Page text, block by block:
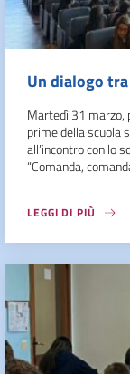
Un dialogo
Martedì 31 marzo,
prime della scuola
all’incontro con lo
“Comanda,
LEGGI DI PIÙ